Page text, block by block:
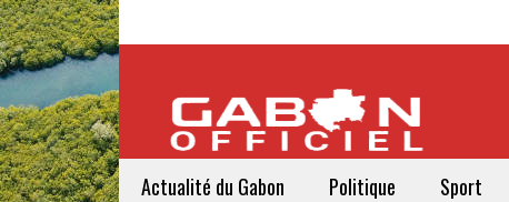
Actualité du Gabon Politique Sport